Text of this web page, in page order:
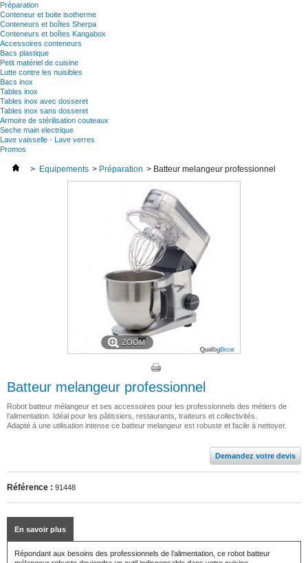
Préparation
Conteneur et boite isotherme
Conteneurs et boîtes Sherpa
Conteneurs et boîtes Kangabox
Accessoires conteneurs
Bacs plastique
Petit matériel de cuisine
Lutte contre les nuisibles
Bacs inox
Tables inox
Tables inox avec dosseret
Tables inox sans dosseret
Armoire de stérilisation couteaux
Seche main electrique
Lave vaisselle - Lave verres
Promos
> Equipements > Préparation > Batteur melangeur professionnel
ZOOM
Batteur melangeur professionnel
Robot batteur mélangeur et ses accessoires pour les professionnels des métiers de
l’alimentation. Idéal pour les pâtissiers, restaurants, traiteurs et collectivités.
Adapté à une utilisation intense ce batteur melangeur est robuste et facile à nettoyer.
Demandez votre devis
Référence : 91448
En savoir plus
Répondant aux besoins des professionnels de l’alimentation, ce robot batteur